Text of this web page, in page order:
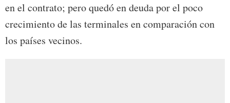
en el contrato; pero quedó en deuda por el poco
crecimiento de las terminales en comparación con
los países vecinos.